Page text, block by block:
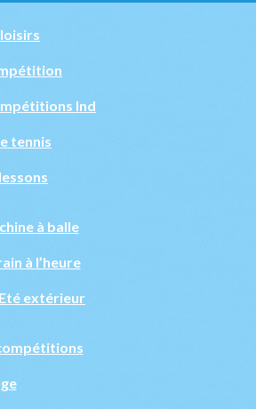
Ind
tennis
à balle
à l’heure
extérieur